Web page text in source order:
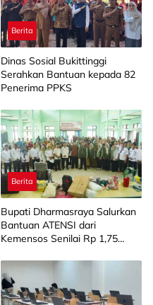
Berita
Dinas Sosial Bukittinggi
Serahkan Bantuan kepada 82
Penerima PPKS
Berita
Bupati Dharmasraya Salurkan
Bantuan ATENSI dari
Kemensos Senilai Rp 1,75